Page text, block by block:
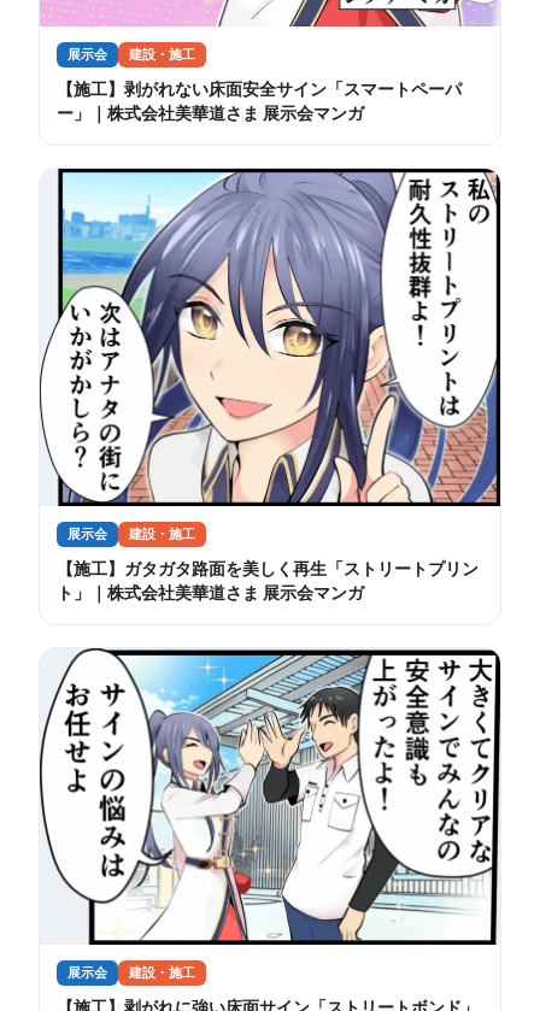
展示会 建設・施工
【施工】剥がれない床面安全サイン「スマートペーパ
ー」｜株式会社美華道さま 展示会マンガ
展示会 建設・施工
【施工】ガタガタ路面を美しく再生「ストリートプリン
ト」｜株式会社美華道さま 展示会マンガ
展示会 建設・施工
【施工】剥がれに強い床面サイン「ストリートボンド」